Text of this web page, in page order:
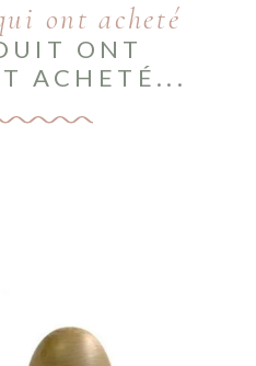
ont acheté
ONT
ACHETÉ...